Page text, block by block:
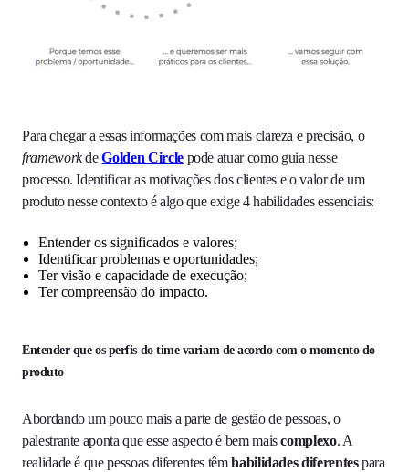
Para chegar a essas informações com mais clareza e precisão, o
frameworkdeGolden Circlepode atuar como guia nesse
processo. Identificar as motivações dos clientes e o valor de um
produto nesse contexto é algo que exige 4 habilidades essenciais:
Entender os significados e valores;
Identificar problemas e oportunidades;
Ter visão e capacidade de execução;
Ter compreensão do impacto.
Entender que os perfis do time variam de acordo com o momento do
produto
Abordando um pouco mais a parte de gestão de pessoas, o
palestrante aponta que esse aspecto é bem maiscomplexo. A
realidade é que pessoas diferentes têmhabilidades diferentespara